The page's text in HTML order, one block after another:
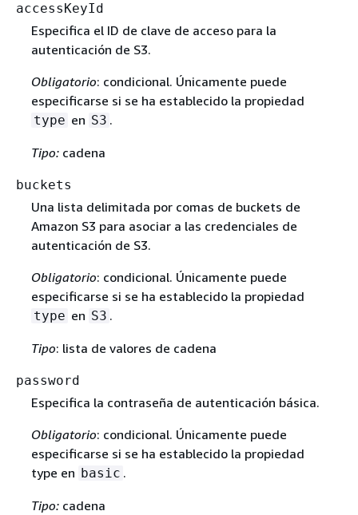
accessKeyId
Especifica el ID de clave de acceso para la
autenticación de S3.
Obligatorio: condicional. Únicamente puede
especificarse si se ha establecido la propiedad
type en S3 .
Tipo:cadena
buckets
Una lista delimitada por comas de buckets de
Amazon S3 para asociar a las credenciales de
autenticación de S3.
Obligatorio: condicional. Únicamente puede
especificarse si se ha establecido la propiedad
type en S3 .
Tipo: lista de valores de cadena
password
Especifica la contraseña de autenticación básica.
Obligatorio: condicional. Únicamente puede
especificarse si se ha establecido la propiedad
type en basic .
Tipo:cadena